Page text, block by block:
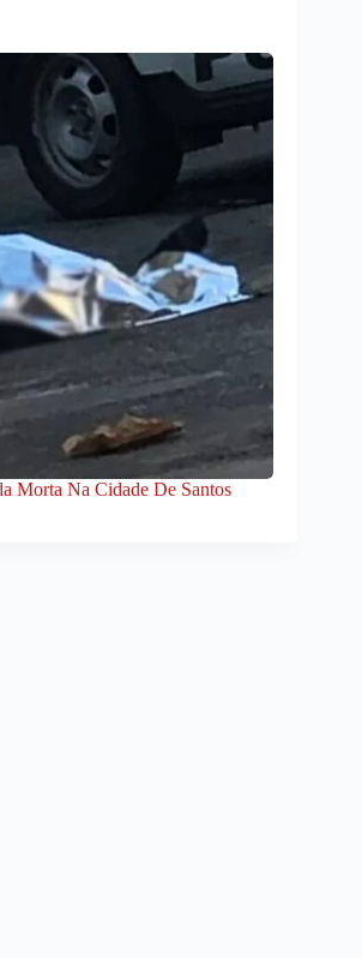
Morta Na Cidade De Santos